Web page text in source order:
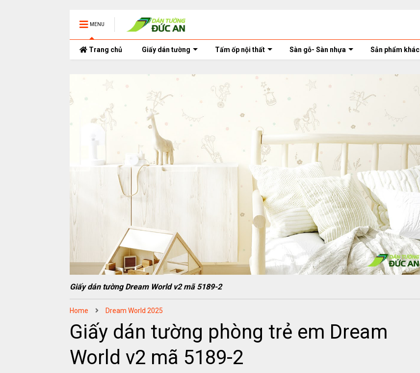
MENU
Trang chủ Giấy dán tường Tấm ốp nội thất Sàn gỗ- Sàn nhựa Sản phẩm khác
Giấy dán tường Dream World v2 mã 5189-2
Home Dream World 2025
Giấy dán tường phòng trẻ em Dream
World v2 mã 5189-2